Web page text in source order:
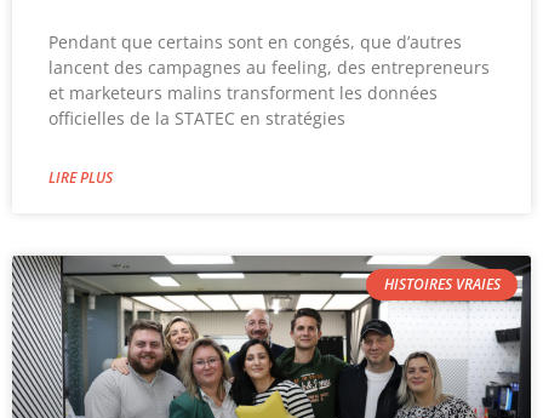
Pendant que certains sont en congés, que d’autres
lancent des campagnes au feeling, des entrepreneurs
et marketeurs malins transforment les données
officielles de la STATEC en stratégies
LIRE PLUS
HISTOIRES VRAIES